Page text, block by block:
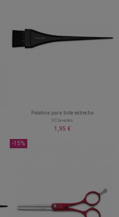
Paletina para tinte estrecha
3 Claveles
1,95 €
-15%